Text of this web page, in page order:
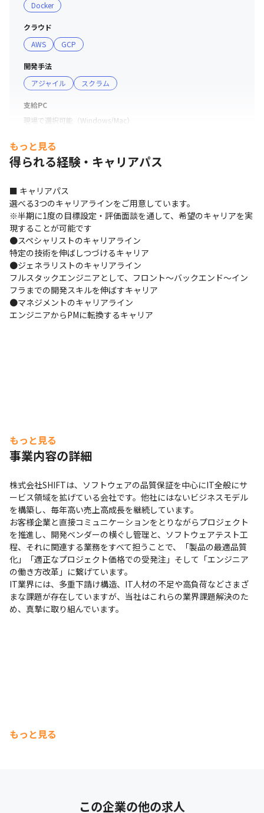
・名古屋：敷地内禁煙（屋外に喫煙場所あり）
・大阪第1/第2：屋内禁煙（屋内喫煙室あり）
・広島：屋内禁煙（屋内喫煙室あり）
・福岡第2：屋内禁煙（屋内喫煙室あり）
※お客様先勤務の場合は案件先により喫煙ルールが異なり
ます
Docker
クラウド
AWS
GCP
開発手法
アジャイル
スクラム
支給PC
現場で選択可能（Windows/Mac）
もっと見る
得られる経験・キャリアパス
■ キャリアパス
選べる3つのキャリアラインをご用意しています。
※半期に1度の目標設定・評価面談を通して、希望のキャリアを実
現することが可能です
●スペシャリストのキャリアライン
特定の技術を伸ばしつづけるキャリア
●ジェネラリストのキャリアライン
フルスタックエンジニアとして、フロント～バックエンド～イン
フラまでの開発スキルを伸ばすキャリア
●マネジメントのキャリアライン
エンジニアからPMに転換するキャリア
もっと見る
事業内容の詳細
株式会社SHIFTは、ソフトウェアの品質保証を中心にIT全般にサ
ービス領域を拡げている会社です。他社にはないビジネスモデル
を構築し、毎年高い売上高成長を継続しています。
お客様企業と直接コミュニケーションをとりながらプロジェクト
を推進し、開発ベンダーの横ぐし管理と、ソフトウェアテスト工
程、それに関連する業務をすべて担うことで、「製品の最適品質
化」「適正なプロジェクト価格での受発注」そして「エンジニア
の働き方改革」に繋げています。
IT業界には、多重下請け構造、IT人材の不足や高負荷などさまざ
まな課題が存在していますが、当社はこれらの業界課題解決のた
め、真摯に取り組んでいます。
もっと見る
この企業の他の求人